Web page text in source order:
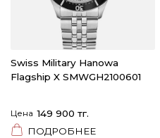
Swiss Military Hanowa
Flagship X SMWGH2100601
Цена 149 900 тг.
ПОДРОБНЕЕ